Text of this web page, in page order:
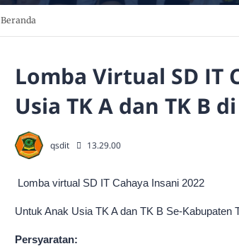
Beranda
Lomba Virtual SD IT
Usia TK A dan TK B
qsdit 13.29.00
Lomba virtual SD IT Cahaya Insani 2022
Untuk Anak Usia TK A dan TK B Se-Kabupaten
Persyaratan: